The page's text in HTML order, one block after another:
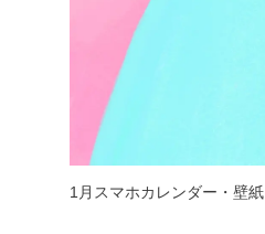
1月スマホカレンダー・壁紙